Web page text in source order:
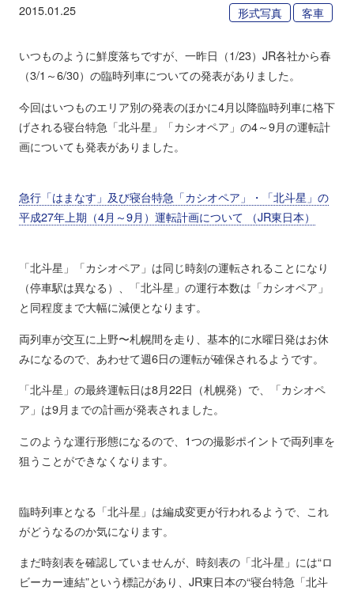
2015.01.25 形式写真 客車
いつものように鮮度落ちですが、一昨日（1/23）JR各社から春
（3/1～6/30）の臨時列車についての発表がありました。
今回はいつものエリア別の発表のほかに4月以降臨時列車に格下
げされる寝台特急「北斗星」「カシオペア」の4～9月の運転計
画についても発表がありました。
急行「はまなす」及び寝台特急「カシオペア」・「北斗星」の
平成27年上期（4月～9月）運転計画について （JR東日本）
「北斗星」「カシオペア」は同じ時刻の運転されることになり
（停車駅は異なる）、「北斗星」の運行本数は「カシオペア」
と同程度まで大幅に減便となります。
両列車が交互に上野〜札幌間を走り、基本的に水曜日発はお休
みになるので、あわせて週6日の運転が確保されるようです。
「北斗星」の最終運転日は8月22日（札幌発）で、「カシオペ
ア」は9月までの計画が発表されました。
このような運行形態になるので、1つの撮影ポイントで両列車を
狙うことができなくなります。
臨時列車となる「北斗星」は編成変更が行われるようで、これ
がどうなるのか気になります。
まだ時刻表を確認していませんが、時刻表の「北斗星」には“ロ
ビーカー連結”という標記があり、JR東日本の“寝台特急「北斗